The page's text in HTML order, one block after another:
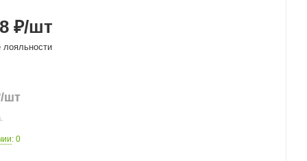
₽/шт
лояльности
/шт
: 0